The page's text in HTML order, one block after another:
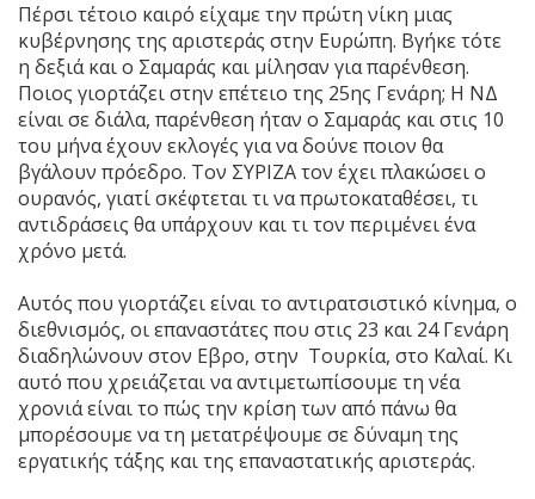
Πέρσι τέτοιο καιρό είχαμε την πρώτη νίκη μιας
κυβέρνησης της αριστεράς στην Ευρώπη. Βγήκε τότε
η δεξιά και ο Σαμαράς και μίλησαν για παρένθεση.
Ποιος γιορτάζει στην επέτειο της 25ης Γενάρη; Η ΝΔ
είναι σε διάλα, παρένθεση ήταν ο Σαμαράς και στις 10
του μήνα έχουν εκλογές για να δούνε ποιον θα
βγάλουν πρόεδρο. Τον ΣΥΡΙΖΑ τον έχει πλακώσει ο
ουρανός, γιατί σκέφτεται τι να πρωτοκαταθέσει, τι
αντιδράσεις θα υπάρχουν και τι τον περιμένει ένα
χρόνο μετά.
Αυτός που γιορτάζει είναι το αντιρατσιστικό κίνημα, ο
διεθνισμός, οι επαναστάτες που στις 23 και 24 Γενάρη
διαδηλώνουν στον Εβρο, στην Τουρκία, στο Καλαί. Κι
αυτό που χρειάζεται να αντιμετωπίσουμε τη νέα
χρονιά είναι το πώς την κρίση των από πάνω θα
μπορέσουμε να τη μετατρέψουμε σε δύναμη της
εργατικής τάξης και της επαναστατικής αριστεράς.